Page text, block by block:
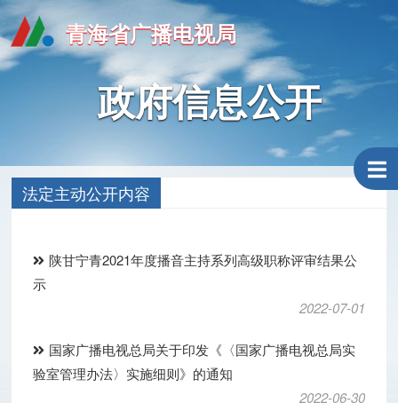
青海省广播电视局
政府信息公开
法定主动公开内容
陕甘宁青2021年度播音主持系列高级职称评审结果公
示
2022-07-01
国家广播电视总局关于印发《〈国家广播电视总局实
验室管理办法〉实施细则》的通知
2022-06-30